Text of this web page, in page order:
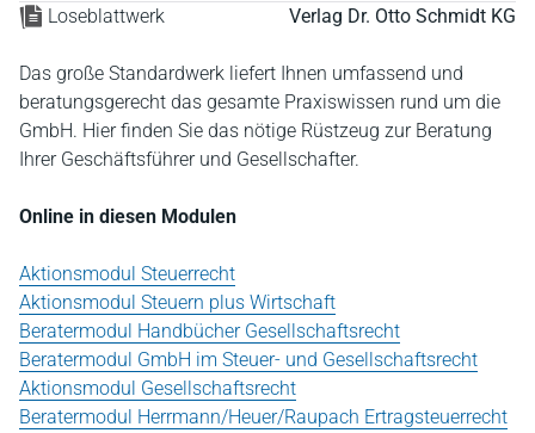
Loseblattwerk Verlag Dr. Otto Schmidt KG
Das große Standardwerk liefert Ihnen umfassend und
beratungsgerecht das gesamte Praxiswissen rund um die
GmbH. Hier finden Sie das nötige Rüstzeug zur Beratung
Ihrer Geschäftsführer und Gesellschafter.
Online in diesen Modulen
Aktionsmodul Steuerrecht
Aktionsmodul Steuern plus Wirtschaft
Beratermodul Handbücher Gesellschaftsrecht
Beratermodul GmbH im Steuer- und Gesellschaftsrecht
Aktionsmodul Gesellschaftsrecht
Beratermodul Herrmann/Heuer/Raupach Ertragsteuerrecht